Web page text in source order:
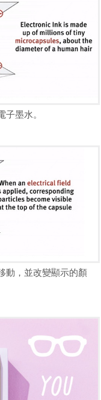
墨水。
動，並改變顯示的顏